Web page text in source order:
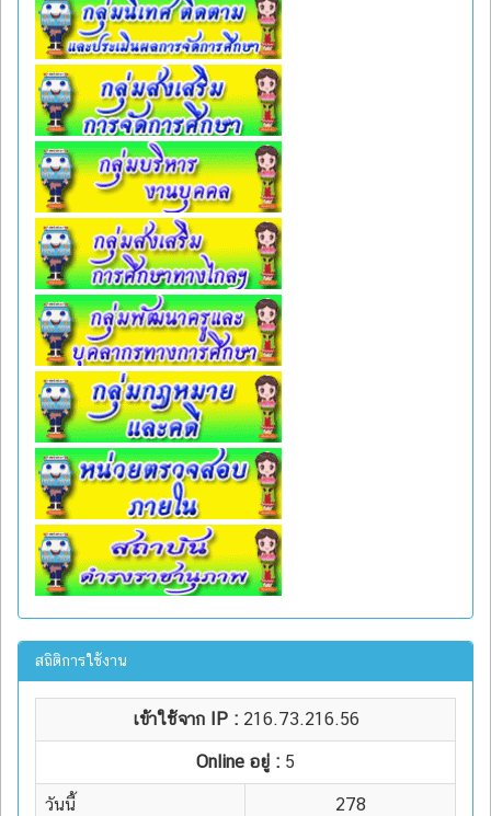
สถิติการใช้งาน
เข้าใช้จาก IP : 216.73.216.56
Online อยู่ : 5
วันนี้ 278